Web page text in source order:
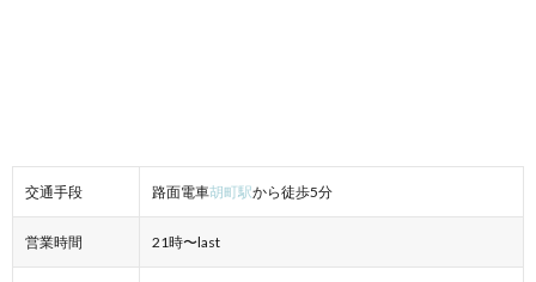
交通手段 路面電車胡町駅から徒歩5分
営業時間 21時〜last